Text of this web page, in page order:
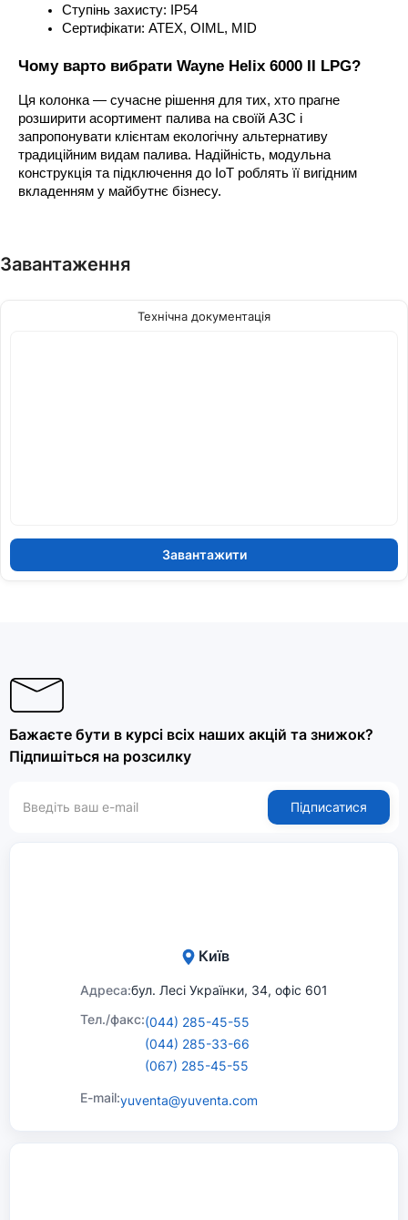
Ступінь захисту: IP54
Сертифікати: ATEX, OIML, MID
Чому варто вибрати Wayne Helix 6000 II LPG?
Ця колонка — сучасне рішення для тих, хто прагне
розширити асортимент палива на своїй АЗС і
запропонувати клієнтам екологічну альтернативу
традиційним видам палива. Надійність, модульна
конструкція та підключення до IoT роблять її вигідним
вкладенням у майбутнє бізнесу.
Завантаження
Технічна документація
Завантажити
Бажаєте бути в курсі всіх наших акцій та знижок?
Підпишіться на розсилку
Підписатися
Київ
Адреса:бул. Лесі Українки, 34, офіс 601
Тел./факс:(044) 285-45-55
(044) 285-33-66
(067) 285-45-55
E-mail:yuventa@yuventa.com